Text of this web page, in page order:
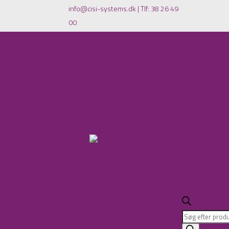
info@cisi-systems.dk |Tlf: 38 26 49
00
Products